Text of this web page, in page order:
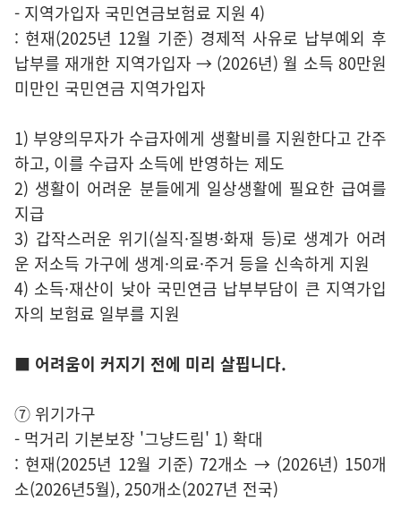
- 지역가입자 국민연금보험료 지원 4)
: 현재(2025년 12월 기준) 경제적 사유로 납부예외 후
납부를 재개한 지역가입자 → (2026년) 월 소득 80만원
미만인 국민연금 지역가입자
1) 부양의무자가 수급자에게 생활비를 지원한다고 간주
하고, 이를 수급자 소득에 반영하는 제도
2) 생활이 어려운 분들에게 일상생활에 필요한 급여를
지급
3) 갑작스러운 위기(실직·질병·화재 등)로 생계가 어려
운 저소득 가구에 생계·의료·주거 등을 신속하게 지원
4) 소득·재산이 낮아 국민연금 납부부담이 큰 지역가입
자의 보험료 일부를 지원
■ 어려움이 커지기 전에 미리 살핍니다.
⑦ 위기가구
- 먹거리 기본보장 '그냥드림' 1) 확대
: 현재(2025년 12월 기준) 72개소 → (2026년) 150개
소(2026년5월), 250개소(2027년 전국)